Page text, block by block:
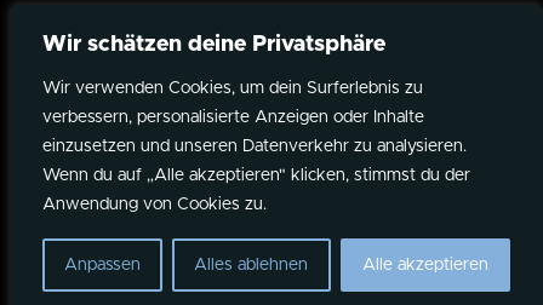
Wir schätzen deine Privatsphäre
Wir verwenden Cookies, um dein Surferlebnis zu
verbessern, personalisierte Anzeigen oder Inhalte
einzusetzen und unseren Datenverkehr zu analysieren.
Wenn du auf „Alle akzeptieren" klicken, stimmst du der
Anwendung von Cookies zu.
Anpassen Alles ablehnen Alle akzeptieren
Datenschutz
Instagram YouTube Spotify
©2026 Overflow Kirche